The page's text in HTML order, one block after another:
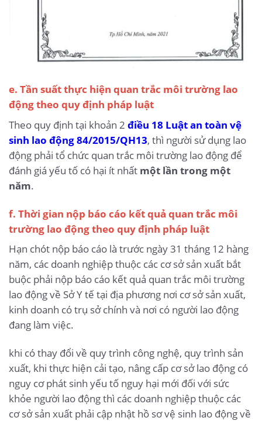
e. Tần suất thực hiện quan trắc môi trường lao
động theo quy định pháp luật
Theo quy định tại khoản 2 điều 18 Luật an toàn vệ
sinh lao động 84/2015/QH13, thì người sử dụng lao
động phải tổ chức quan trắc môi trường lao động để
đánh giá yếu tố có hại ít nhất một lần trong một
năm.
f. Thời gian nộp báo cáo kết quả quan trắc môi
trường lao động theo quy định pháp luật
Hạn chót nộp báo cáo là trước ngày 31 tháng 12 hàng
năm, các doanh nghiệp thuộc các cơ sở sản xuất bắt
buộc phải nộp báo cáo kết quả quan trắc môi trường
lao động về Sở Y tế tại địa phương nơi cơ sở sản xuất,
kinh doanh có trụ sở chính và nơi có người lao động
đang làm việc.
khi có thay đổi về quy trình công nghệ, quy trình sản
xuất, khi thực hiện cải tạo, nâng cấp cơ sở lao động có
nguy cơ phát sinh yếu tố nguy hại mới đối với sức
khỏe người lao động thì các doanh nghiệp thuộc các
cơ sở sản xuất phải cập nhật hồ sơ vệ sinh lao động về